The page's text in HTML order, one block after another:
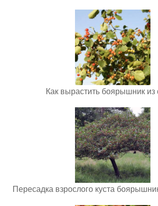
Как вырастить боярышник из
Пересадка взрослого куста